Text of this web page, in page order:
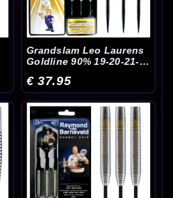
Grandslam Leo Laurens
Goldline 90% 19-20-21-
€ 37.95